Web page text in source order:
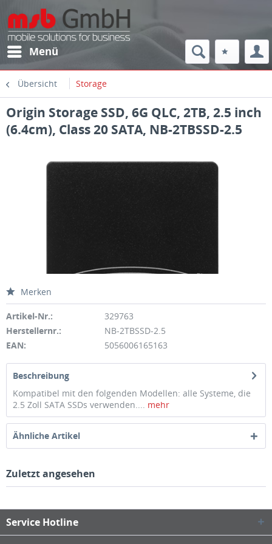
Menü
Übersicht Storage
Origin Storage SSD, 6G QLC, 2TB, 2.5 inch
(6.4cm), Class 20 SATA, NB-2TBSSD-2.5
Merken
Artikel-Nr.:
329763
Herstellernr.:
NB-2TBSSD-2.5
EAN:
5056006165163
Beschreibung
Kompatibel mit den folgenden Modellen: alle Systeme, die
2.5 Zoll SATA SSDs verwenden.... mehr
Ähnliche Artikel
Zuletzt angesehen
Service Hotline